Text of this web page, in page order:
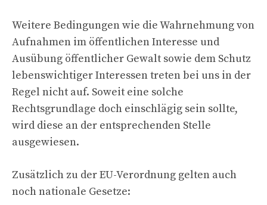
Weitere Bedingungen wie die Wahrnehmung von
Aufnahmen im öffentlichen Interesse und
Ausübung öffentlicher Gewalt sowie dem Schutz
lebenswichtiger Interessen treten bei uns in der
Regel nicht auf. Soweit eine solche
Rechtsgrundlage doch einschlägig sein sollte,
wird diese an der entsprechenden Stelle
ausgewiesen.
Zusätzlich zu der EU-Verordnung gelten auch
noch nationale Gesetze: